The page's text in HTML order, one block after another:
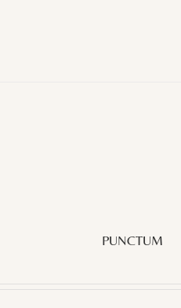
PUNCTUM